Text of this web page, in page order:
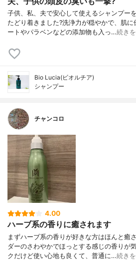
子供、私、夫で安心して使えるシャンプー
たどり着きました?洗浄力が穏やかで、肌
ートやパラベンなどの添加物も入っ…続き
Bio Lucia(ビオルチア)
シャンプー
チャンコロ
4.00
ハーブ系の香りに癒されます
まずハーブ系の香りが好きな方はほんと癒
ダーのさわやかでほっとする感じの香りが
クだけど使い心地も良くて、普通に…続き